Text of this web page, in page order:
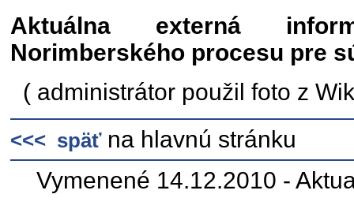
Aktuálna externá
Norimberského procesu pre
( administrátor použil foto z
<<< späťna hlavnú stránku
Vymenené 14.12.2010 -